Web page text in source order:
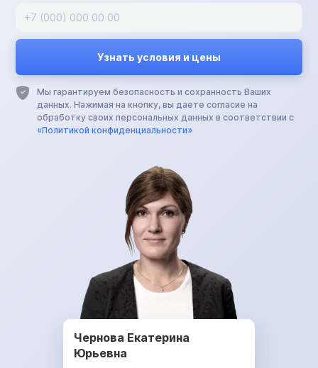
Мы гарантируем безопасность и сохранность Ваших
данных. Нажимая на кнопку, вы даете согласие на
обработку своих персональных данных в соответствии с
«Политикой конфиденциальности»
Чернова Екатерина
Юрьевна